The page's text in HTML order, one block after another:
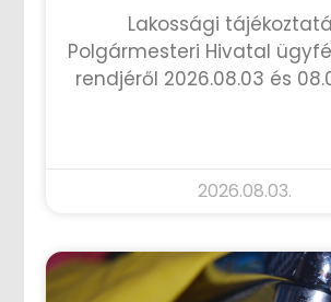
Lakossági
Polgármesteri Hivatal
rendjéről 2026.08.03 és
2026.08.03.